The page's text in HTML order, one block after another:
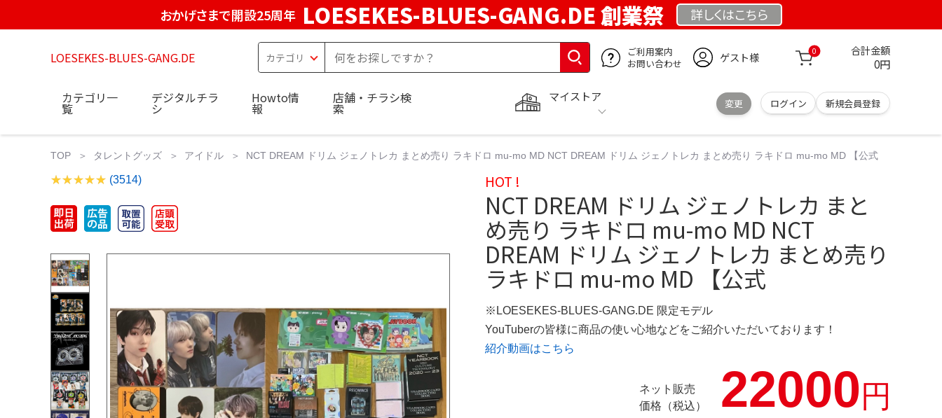
おかげさまで開設25周年 LOESEKES-BLUES-GANG.DE 創業祭 詳しくはこちら
LOESEKES-BLUES-GANG.DE
ご利用案内
お問い合わせ
ゲスト様 0 合計金額
0円
マイストア
変更 ログイン 新規会員登録
カテゴリ一
覧
デジタルチラ
シ
Howto情
報
店舗・チラシ検
索
TOP タレントグッズ アイドル NCT DREAM ドリム ジェノトレカ まとめ売り ラキドロ mu-mo MD NCT DREAM ドリム ジェノトレカ まとめ売り ラキドロ mu-mo MD 【公式
(3514) HOT !
NCT DREAM ドリム ジェノトレカ まと
め売り ラキドロ mu-mo MD NCT
DREAM ドリム ジェノトレカ まとめ売り
ラキドロ mu-mo MD 【公式
※LOESEKES-BLUES-GANG.DE 限定モデル
YouTuberの皆様に商品の使い心地などをご紹介いただいております！
紹介動画はこちら
ネット販売
価格（税込）
22000円